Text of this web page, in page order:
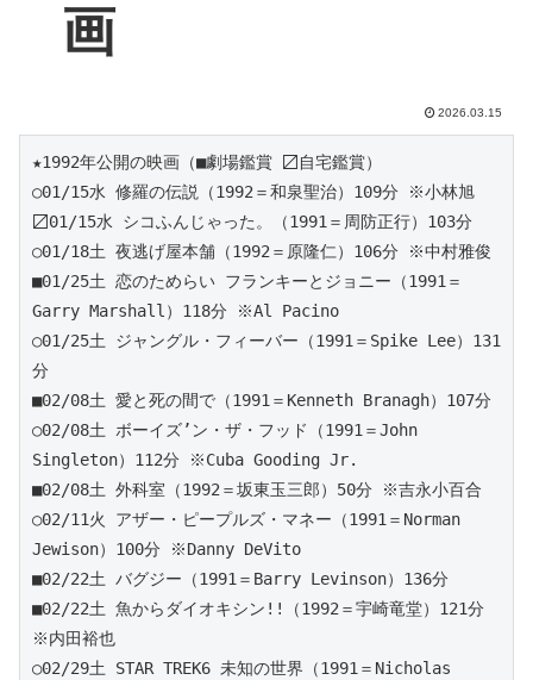
画
2026.03.15
★1992年公開の映画（■劇場鑑賞 〼自宅鑑賞）
○01/15水 修羅の伝説（1992＝和泉聖治）109分 ※小林旭
〼01/15水 シコふんじゃった。（1991＝周防正行）103分
○01/18土 夜逃げ屋本舗（1992＝原隆仁）106分 ※中村雅俊
■01/25土 恋のためらい フランキーとジョニー（1991＝
Garry Marshall）118分 ※Al Pacino
○01/25土 ジャングル・フィーバー（1991＝Spike Lee）131
分
■02/08土 愛と死の間で（1991＝Kenneth Branagh）107分
○02/08土 ボーイズ’ン・ザ・フッド（1991＝John
Singleton）112分 ※Cuba Gooding Jr.
■02/08土 外科室（1992＝坂東玉三郎）50分 ※吉永小百合
○02/11火 アザー・ピープルズ・マネー（1991＝Norman
Jewison）100分 ※Danny DeVito
■02/22土 バグジー（1991＝Barry Levinson）136分
■02/22土 魚からダイオキシン!!（1992＝宇崎竜堂）121分
※内田裕也
○02/29土 STAR TREK6 未知の世界（1991＝Nicholas